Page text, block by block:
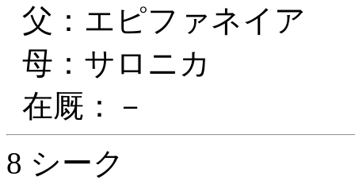
父：エピファネイア
母：サロニカ
在厩：－
8 シーク